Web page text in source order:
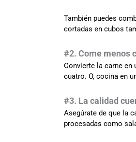
También puedes
cortadas en cubos
#2. Come menos
Convierte la carne
cuatro. O, cocina en
#3. La calidad
Asegúrate de que la
procesadas como